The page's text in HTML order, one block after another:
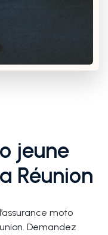
jeune
Réunion
moto
Demandez